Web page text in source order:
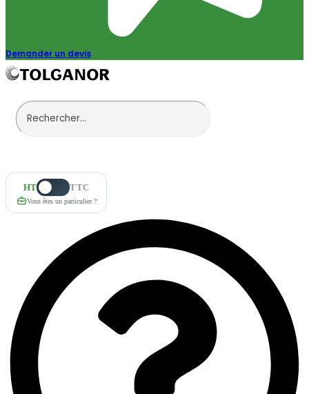
Demander un devis
HT TTC
Vous êtes un particulier ?